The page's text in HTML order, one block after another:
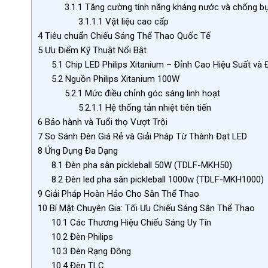
3.1.1 Tăng cường tính năng kháng nước và chống
3.1.1.1 Vật liệu cao cấp
4Tiêu chuẩn Chiếu Sáng Thể Thao Quốc Tế
5 Ưu Điểm Kỹ Thuật Nổi Bật
5.1 Chip LED Philips Xitanium – Đỉnh Cao Hiệu Suất và
5.2Nguồn Philips Xitanium 100W
5.2.1 Mức điều chỉnh góc sáng linh hoạt
5.2.1.1 Hệ thống tản nhiệt tiên tiến
6 Bảo hành và Tuổi thọ Vượt Trội
7 So Sánh Đèn Giá Rẻ và Giải Pháp Từ Thành Đạt LED
8 Ứng Dụng Đa Dạng
8.1 Đèn pha sân pickleball 50W (TDLF-MKH50)
8.2Đèn led pha sân pickleball 1000w (TDLF-MKH1000)
9 Giải Pháp Hoàn Hảo Cho Sân Thể Thao
10 Bí Mật Chuyên Gia: Tối Ưu Chiếu Sáng Sân Thể Thao
10.1 Các Thương Hiệu Chiếu Sáng Uy Tín
10.2Đèn Philips
10.3 Đèn Rạng Đông
10.4Đèn TLC